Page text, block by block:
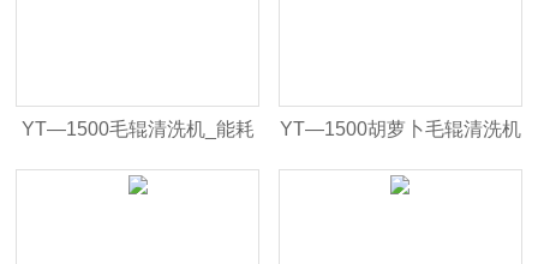
YT—1500毛辊清洗机_能耗
低
YT—1500胡萝卜毛辊清洗机